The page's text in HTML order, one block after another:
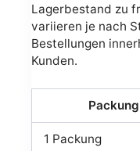
Lagerbestand zu
variieren je nach
Bestellungen
Kunden.
Packung
1 Packung